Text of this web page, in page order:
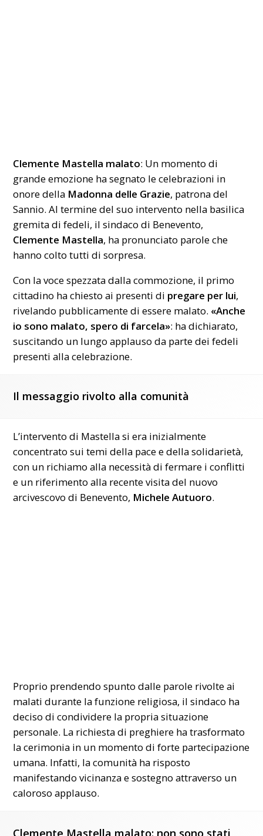
Clemente Mastella malato: Un momento di
grande emozione ha segnato le celebrazioni in
onore della Madonna delle Grazie, patrona del
Sannio. Al termine del suo intervento nella basilica
gremita di fedeli, il sindaco di Benevento,
Clemente Mastella, ha pronunciato parole che
hanno colto tutti di sorpresa.
Con la voce spezzata dalla commozione, il primo
cittadino ha chiesto ai presenti di pregare per lui,
rivelando pubblicamente di essere malato. «Anche
io sono malato, spero di farcela»: ha dichiarato,
suscitando un lungo applauso da parte dei fedeli
presenti alla celebrazione.
Il messaggio rivolto alla comunità
L’intervento di Mastella si era inizialmente
concentrato sui temi della pace e della solidarietà,
con un richiamo alla necessità di fermare i conflitti
e un riferimento alla recente visita del nuovo
arcivescovo di Benevento, Michele Autuoro.
Proprio prendendo spunto dalle parole rivolte ai
malati durante la funzione religiosa, il sindaco ha
deciso di condividere la propria situazione
personale. La richiesta di preghiere ha trasformato
la cerimonia in un momento di forte partecipazione
umana. Infatti, la comunità ha risposto
manifestando vicinanza e sostegno attraverso un
caloroso applauso.
Clemente Mastella malato: non sono stati